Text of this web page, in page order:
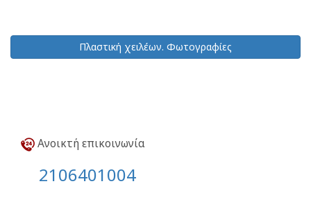
Πλαστική χειλέων. Φωτογραφίες
Ανοικτή επικοινωνία
2106401004